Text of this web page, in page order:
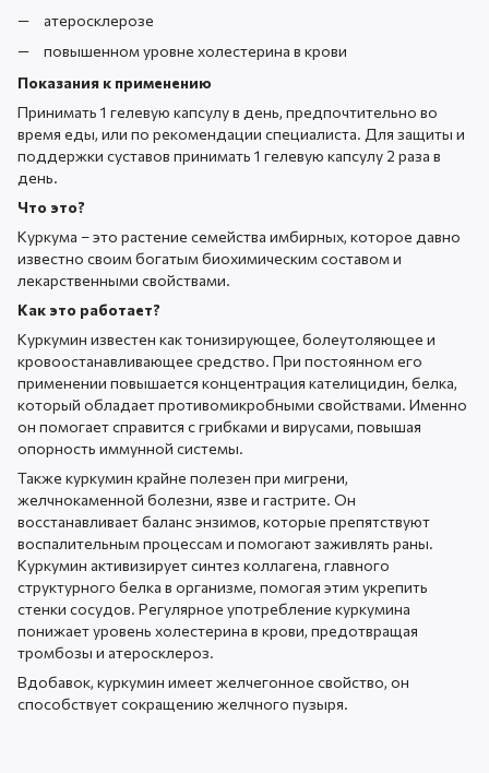
атеросклерозе
повышенном уровне холестерина в крови
Показания к применению
Принимать 1 гелевую капсулу в день, предпочтительно во
время еды, или по рекомендации специалиста. Для защиты и
поддержки суставов принимать 1 гелевую капсулу 2 раза в
день.
Что это?
Куркума – это растение семейства имбирных, которое давно
известно своим богатым биохимическим составом и
лекарственными свойствами.
Как это работает?
Куркумин известен как тонизирующее, болеутоляющее и
кровоостанавливающее средство. При постоянном его
применении повышается концентрация кателицидин, белка,
который обладает противомикробными свойствами. Именно
он помогает справится с грибками и вирусами, повышая
опорность иммунной системы.
Также куркумин крайне полезен при мигрени,
желчнокаменной болезни, язве и гастрите. Он
восстанавливает баланс энзимов, которые препятствуют
воспалительным процессам и помогают заживлять раны.
Куркумин активизирует синтез коллагена, главного
структурного белка в организме, помогая этим укрепить
стенки сосудов. Регулярное употребление куркумина
понижает уровень холестерина в крови, предотвращая
тромбозы и атеросклероз.
Вдобавок, куркумин имеет желчегонное свойство, он
способствует сокращению желчного пузыря.